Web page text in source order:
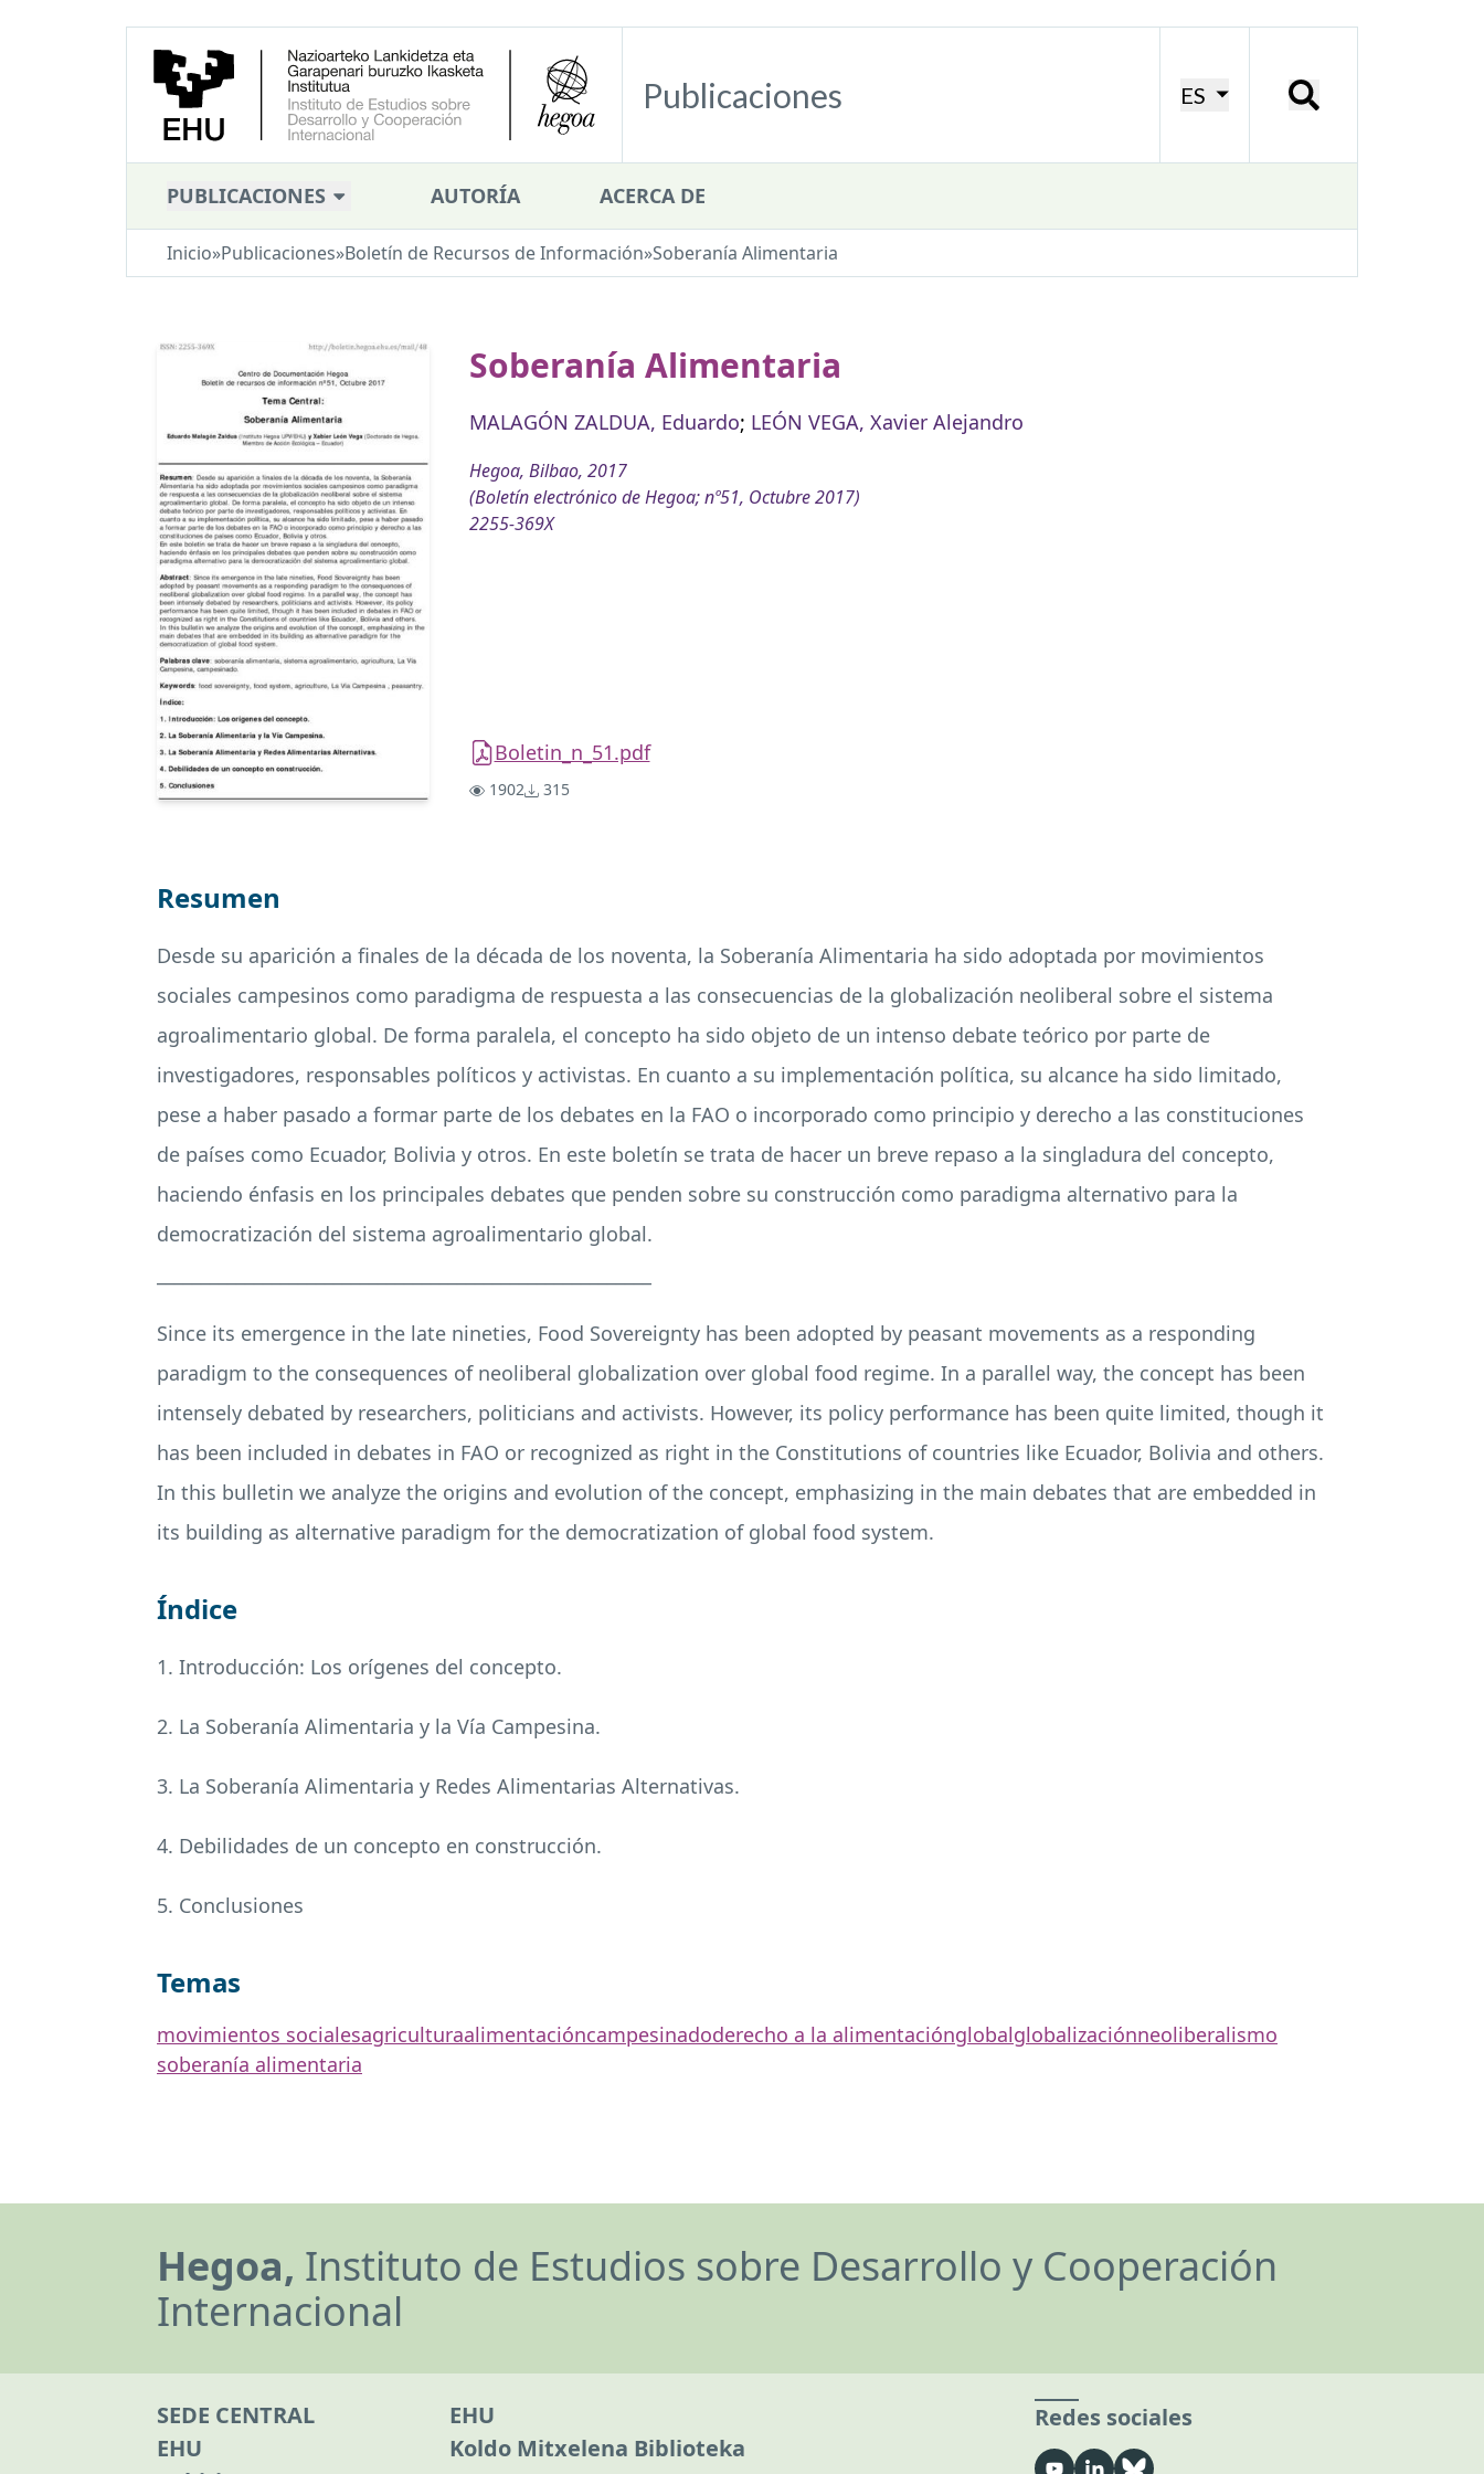
Publicaciones ES
PUBLICACIONES AUTORÍA ACERCA DE
Inicio»Publicaciones»Boletín de Recursos de Información»Soberanía Alimentaria
Soberanía Alimentaria
MALAGÓN ZALDUA, Eduardo; LEÓN VEGA, Xavier Alejandro
Hegoa, Bilbao, 2017
(Boletín electrónico de Hegoa; nº51, Octubre 2017)
2255-369X
Boletin_n_51.pdf
1902 315
Resumen
Desde su aparición a finales de la década de los noventa, la Soberanía Alimentaria ha sido adoptada por movimientos
sociales campesinos como paradigma de respuesta a las consecuencias de la globalización neoliberal sobre el sistema
agroalimentario global. De forma paralela, el concepto ha sido objeto de un intenso debate teórico por parte de
investigadores, responsables políticos y activistas. En cuanto a su implementación política, su alcance ha sido limitado,
pese a haber pasado a formar parte de los debates en la FAO o incorporado como principio y derecho a las constituciones
de países como Ecuador, Bolivia y otros. En este boletín se trata de hacer un breve repaso a la singladura del concepto,
haciendo énfasis en los principales debates que penden sobre su construcción como paradigma alternativo para la
democratización del sistema agroalimentario global.
Since its emergence in the late nineties, Food Sovereignty has been adopted by peasant movements as a responding
paradigm to the consequences of neoliberal globalization over global food regime. In a parallel way, the concept has been
intensely debated by researchers, politicians and activists. However, its policy performance has been quite limited, though it
has been included in debates in FAO or recognized as right in the Constitutions of countries like Ecuador, Bolivia and others.
In this bulletin we analyze the origins and evolution of the concept, emphasizing in the main debates that are embedded in
its building as alternative paradigm for the democratization of global food system.
Índice
1. Introducción: Los orígenes del concepto.
2. La Soberanía Alimentaria y la Vía Campesina.
3. La Soberanía Alimentaria y Redes Alimentarias Alternativas.
4. Debilidades de un concepto en construcción.
5. Conclusiones
Temas
movimientos socialesagriculturaalimentacióncampesinadoderecho a la alimentaciónglobalglobalizaciónneoliberalismo
soberanía alimentaria
Hegoa, Instituto de Estudios sobre Desarrollo y Cooperación
Internacional
SEDE CENTRAL
EHU
EHU
Koldo Mitxelena Biblioteka
Redes sociales